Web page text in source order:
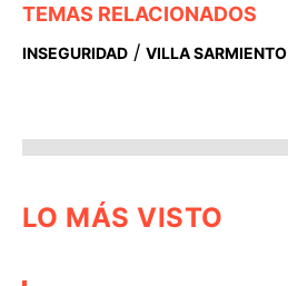
TEMAS RELACIONADOS
INSEGURIDAD / VILLA SARMIENTO
LO MÁS VISTO